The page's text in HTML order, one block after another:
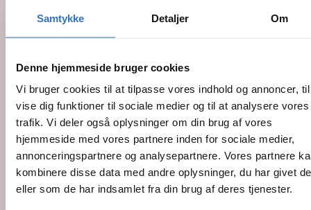
Samtykke Detaljer Om
Denne hjemmeside bruger cookies
Vi bruger cookies til at tilpasse vores indhold og annoncer,
vise dig funktioner til sociale medier og til at analysere vores
trafik. Vi deler også oplysninger om din brug af vores
hjemmeside med vores partnere inden for sociale medier,
annonceringspartnere og analysepartnere. Vores partnere
kombinere disse data med andre oplysninger, du har givet
eller som de har indsamlet fra din brug af deres tjenester.
3.225,00 kr.